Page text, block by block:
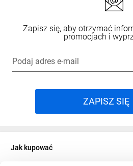
Zapisz się, aby otrzymać
promocjach i
Podaj adres e-mail
ZAPISZ SIĘ
Jak kupować